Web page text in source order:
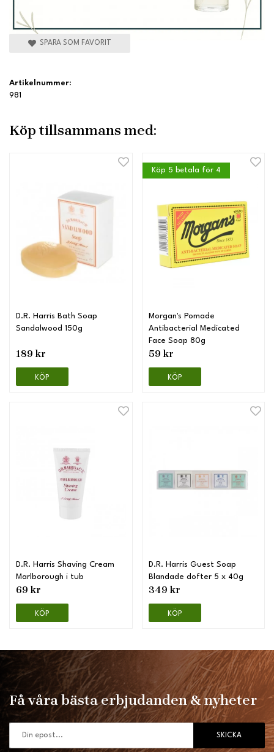
SPARA SOM FAVORIT
Artikelnummer:
981
Köp tillsammans med:
D.R. Harris Bath Soap
Sandalwood 150g
189 kr
KÖP
Köp 5 betala för 4
Morgan's Pomade
Antibacterial Medicated
Face Soap 80g
59 kr
KÖP
D.R. Harris Shaving Cream
Marlborough i tub
69 kr
KÖP
D.R. Harris Guest Soap
Blandade dofter 5 x 40g
349 kr
KÖP
Få våra bästa erbjudanden & nyheter
SKICKA